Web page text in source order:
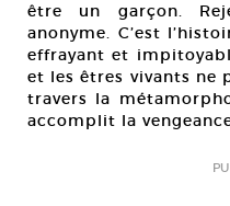
être un garçon.
anonyme. C’est
effrayant et
et les êtres vivants ne
travers la
accomplit la